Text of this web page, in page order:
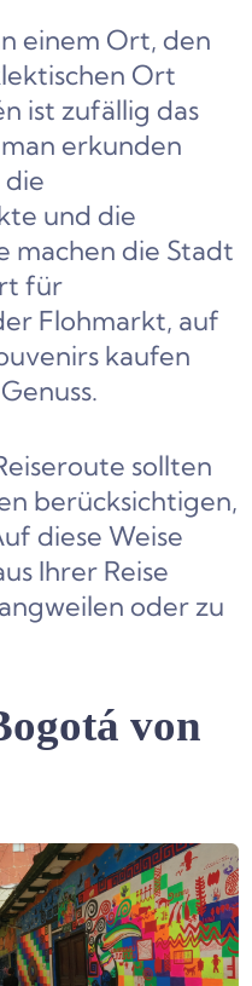
einem Ort, den
Ort
ist zufällig das
erkunden
die
und die
machen die Stadt
für
Flohmarkt, auf
kaufen
sollten
berücksichtigen,
diese Weise
Ihrer Reise
oder zu
von